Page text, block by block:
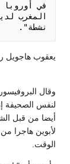
نشطة".
يعقوب هاجويل
وقال
لنفس الصحيفة
أيضا من قبل
لأبوين هاجرا
الوقت.